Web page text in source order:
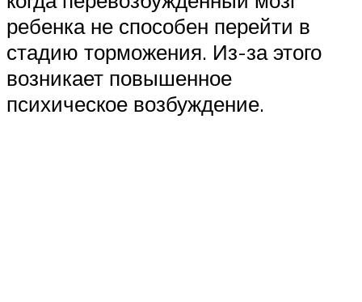
ребенка не способен перейти в
стадию торможения. Из-за этого
возникает повышенное
психическое возбуждение.